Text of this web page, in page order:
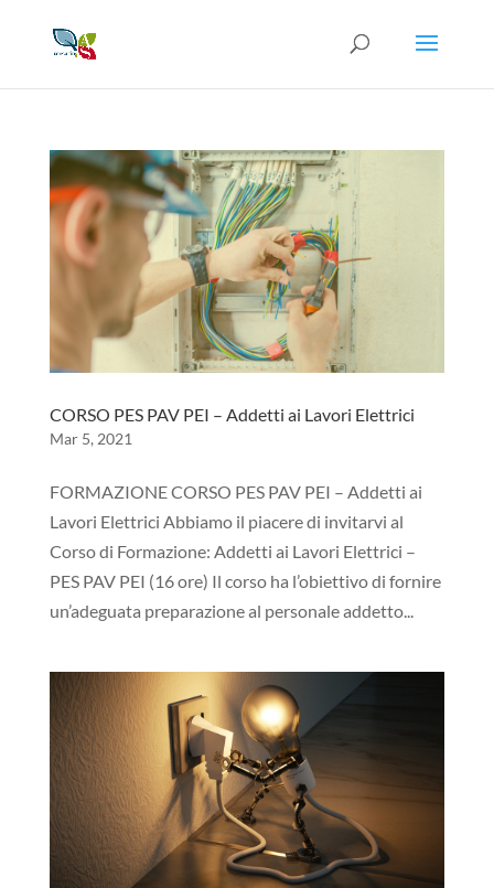
CORSO PES PAV PEI – Addetti ai Lavori Elettrici
Mar 5, 2021
FORMAZIONE CORSO PES PAV PEI – Addetti ai
Lavori Elettrici Abbiamo il piacere di invitarvi al
Corso di Formazione: Addetti ai Lavori Elettrici –
PES PAV PEI (16 ore) Il corso ha l’obiettivo di fornire
un’adeguata preparazione al personale addetto...